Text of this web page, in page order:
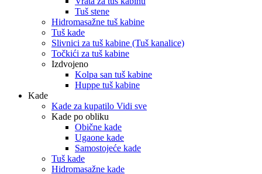
Tuš stene
Hidromasažne tuš kabine
Tuš kade
Slivnici za tuš kabine (Tuš kanalice)
Točkići za tuš kabine
Izdvojeno
Kolpa san tuš kabine
Huppe tuš kabine
Kade
Kade za kupatilo Vidi sve
Kade po obliku
Obične kade
Ugaone kade
Samostojeće kade
Tuš kade
Hidromasažne kade